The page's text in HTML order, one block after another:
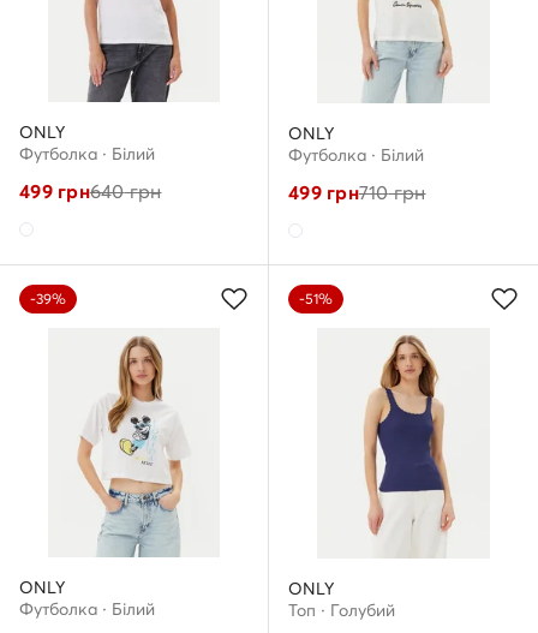
ONLY
Футболка · Білий
499грн640грн
ONLY
Футболка · Білий
499грн710грн
-39%
ONLY
Футболка · Білий
-51%
ONLY
Топ · Голубий